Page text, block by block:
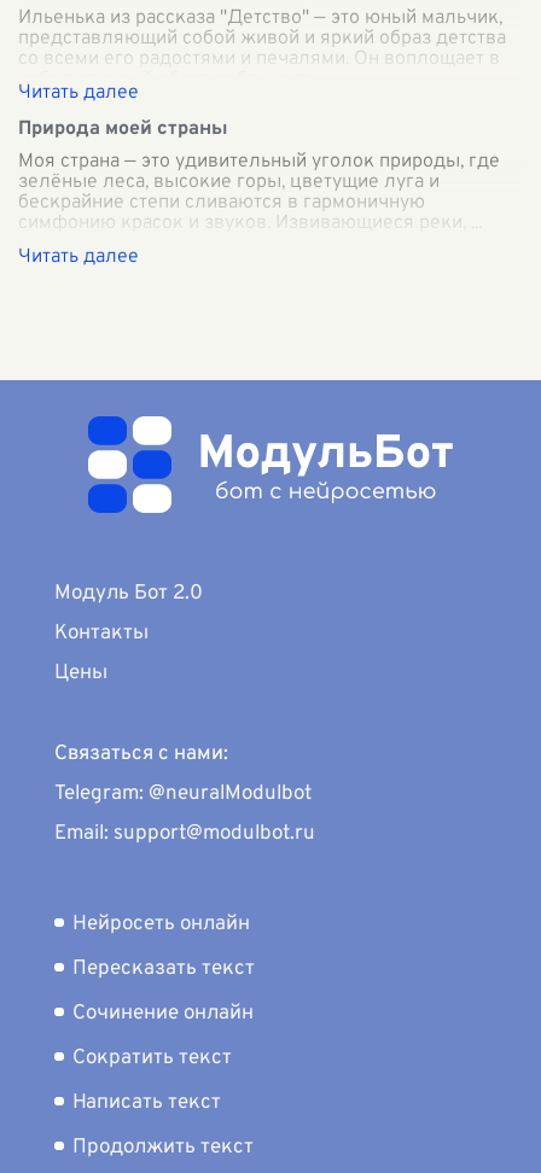
Ильенька из рассказа "Детство" — это юный мальчик,
представляющий собой живой и яркий образ детства
со всеми его радостями и печалями. Он воплощает в
себе типичный образ ребенка то
Природа моей страны
Моя страна — это удивительный уголок природы, где
зелёные леса, высокие горы, цветущие луга и
бескрайние степи сливаются в гармоничную
симфонию красок и звуков. Извивающиеся реки,
Модуль Бот 2.0
Контакты
Цены
Связаться с нами:
Telegram: @neuralModulbot
Email: support@modulbot.ru
Нейросеть онлайн
Пересказать текст
Сочинение онлайн
Сократить текст
Написать текст
Продолжить текст